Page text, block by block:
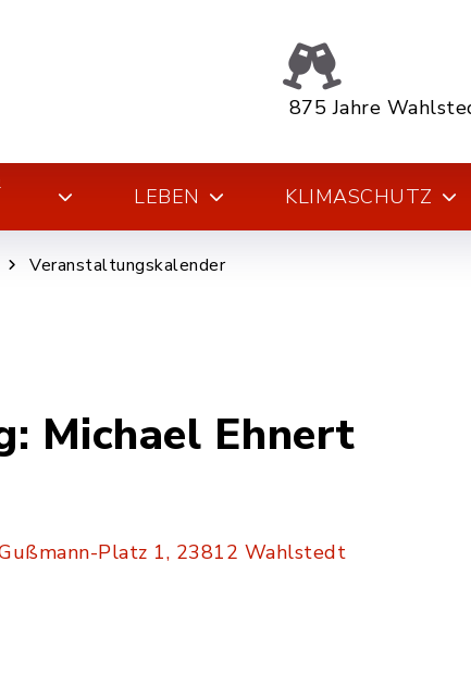
875 Jahre
LEBEN KLIMASCHUTZ
Veranstaltungskalender
Michael Ehnert
Platz 1, 23812 Wahlstedt